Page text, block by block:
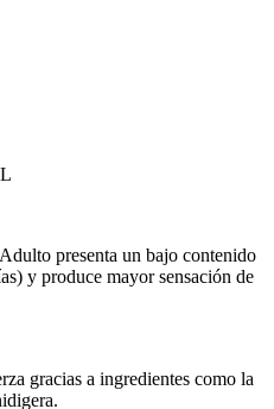
presenta un bajo contenido
y produce mayor sensación de
gracias a ingredientes como la